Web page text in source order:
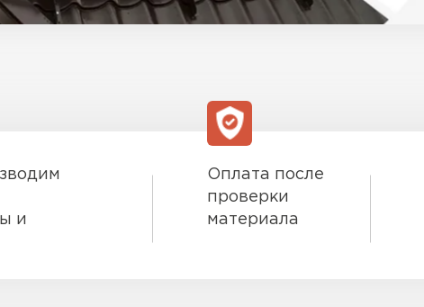
и
Оплата после
проверки
материала